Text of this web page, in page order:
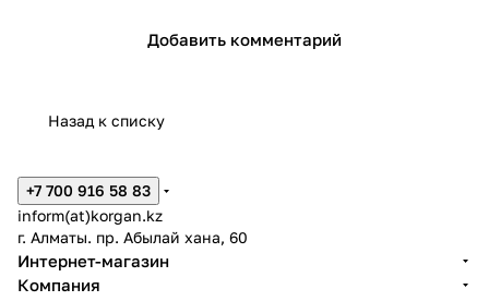
Добавить комментарий
Назад к списку
+7 700 916 58 83
inform(at)korgan.kz
г. Алматы. пр. Абылай хана, 60
Интернет-магазин
Компания